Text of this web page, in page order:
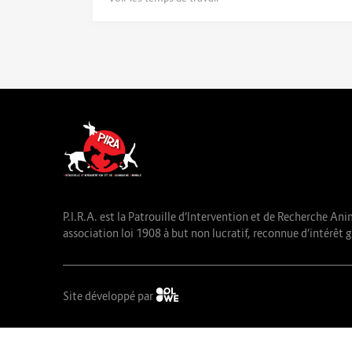
P.I.R.A. est la Patrouille d’Intervention et de Recherche
association loi 1908 à but non lucratif, reconnue d’intérêt
Site développé par